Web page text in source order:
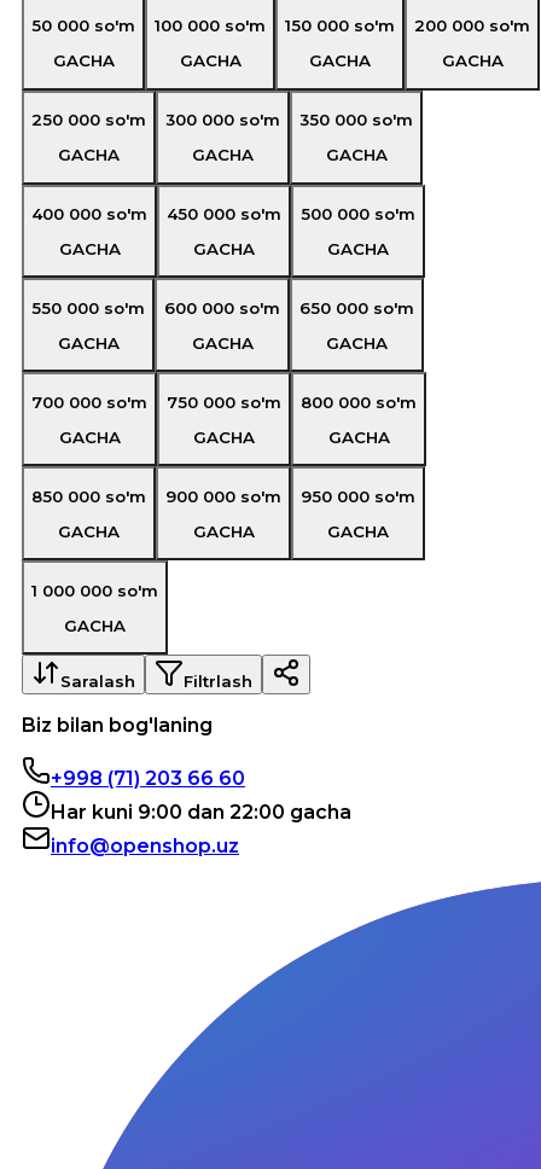
50 000 so'm
GACHA
100 000 so'm
GACHA
150 000 so'm
GACHA
200 000 so'm
GACHA
250 000 so'm
GACHA
300 000 so'm
GACHA
350 000 so'm
GACHA
400 000 so'm
GACHA
450 000 so'm
GACHA
500 000 so'm
GACHA
550 000 so'm
GACHA
600 000 so'm
GACHA
650 000 so'm
GACHA
700 000 so'm
GACHA
750 000 so'm
GACHA
800 000 so'm
GACHA
850 000 so'm
GACHA
900 000 so'm
GACHA
950 000 so'm
GACHA
1 000 000 so'm
GACHA
Saralash Filtrlash
Biz bilan bog'laning
+998 (71) 203 66 60
Har kuni 9:00 dan 22:00 gacha
info@openshop.uz